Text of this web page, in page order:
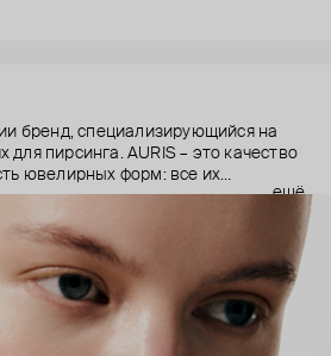
бренд, специализирующийся на
пирсинга. AURIS – это качество
ювелирных форм: все их
В процессе создания участвуют
пирсеры (они отвечают за
пирсинга), так и ювелирные
дизайн соответствует трендам, а
между собой).
тех, кто открыто выражает себя, но
и по-взрослому.
ещё